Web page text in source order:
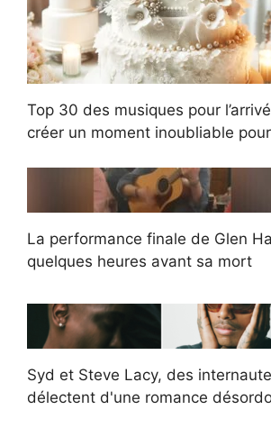
Top 30 des musiques pour
créer un moment inoubliable
La performance finale de Glen
quelques heures avant sa mort
Syd et Steve Lacy, des
délectent d'une romance